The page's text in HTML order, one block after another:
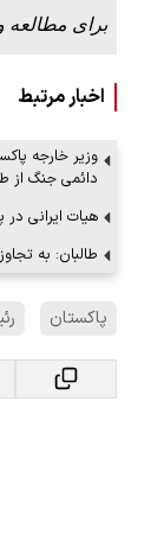
برای مطالعه
اخبار مرتبط
وزیر خارجه
دائمی جنگ از
هیات ایرانی
طالبان: به
پاکستان